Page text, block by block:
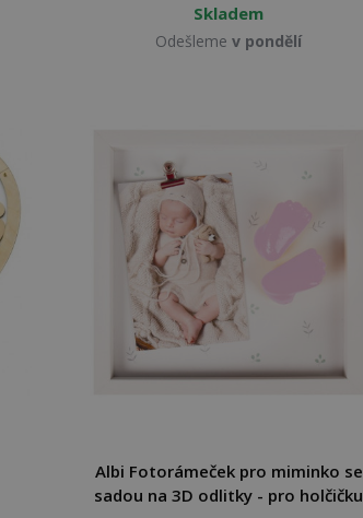
Skladem
Odešleme v pondělí
Albi Fotorámeček pro miminko se
sadou na 3D odlitky - pro holčičku